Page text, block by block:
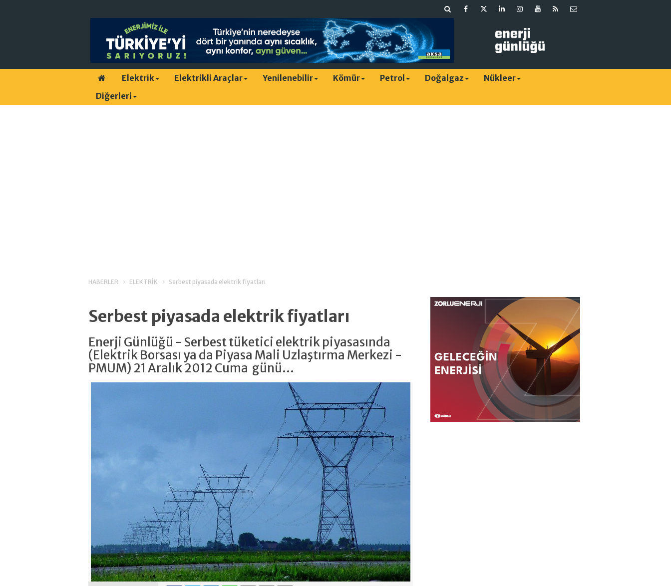
Elektrik Elektrikli Araçlar Yenilenebilir Kömür Petrol Doğalgaz
Nükleer
Diğerleri
HABERLER ELEKTRİK Serbest piyasada elektrik fiyatları
Serbest piyasada elektrik fiyatları
Enerji Günlüğü - Serbest tüketici elektrik piyasasında
(Elektrik Borsası ya da Piyasa Mali Uzlaştırma Merkezi -
PMUM) 21 Aralık 2012 Cuma günü...